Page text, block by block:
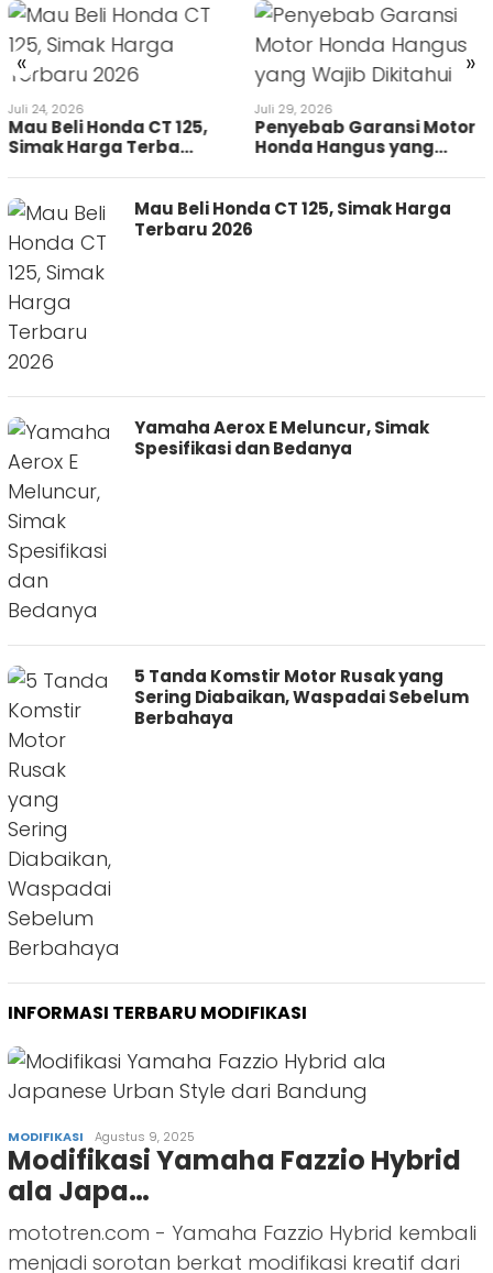
« »
Juli 24, 2026
Mau Beli Honda CT 125,
Simak Harga Terba…
Juli 29, 2026
Penyebab Garansi Motor
Honda Hangus yang…
Mau Beli Honda CT 125, Simak Harga
Terbaru 2026
Yamaha Aerox E Meluncur, Simak
Spesifikasi dan Bedanya
5 Tanda Komstir Motor Rusak yang
Sering Diabaikan, Waspadai Sebelum
Berbahaya
INFORMASI TERBARU MODIFIKASI
MODIFIKASI Agustus 9, 2025
Modifikasi Yamaha Fazzio Hybrid
ala Japa…
mototren.com - Yamaha Fazzio Hybrid kembali
menjadi sorotan berkat modifikasi kreatif dari